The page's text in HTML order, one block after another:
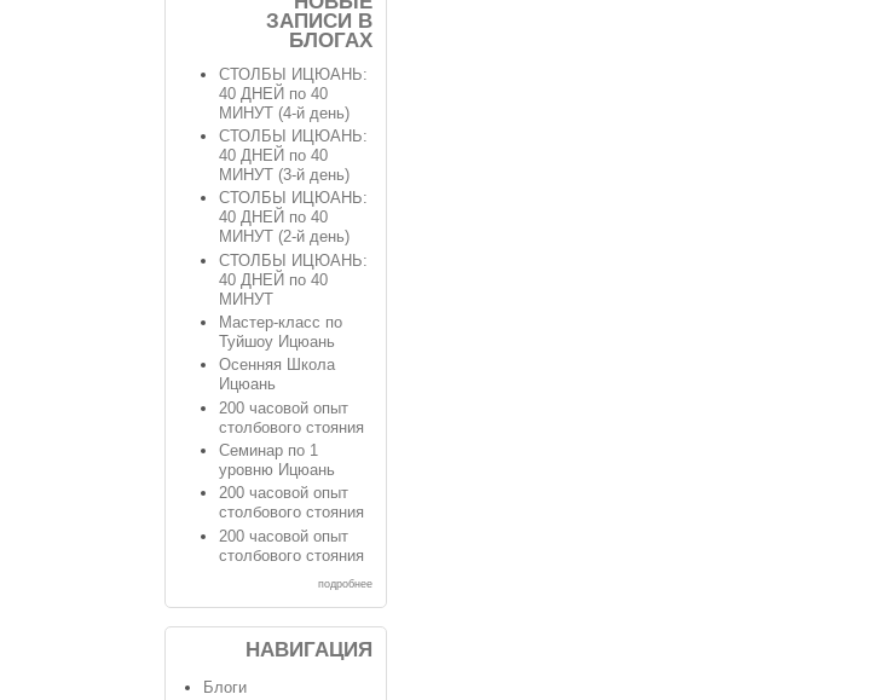
ЗАПИСИ В
БЛОГАХ
СТОЛБЫ ИЦЮАНЬ:
40 ДНЕЙ по 40
МИНУТ (4-й день)
СТОЛБЫ ИЦЮАНЬ:
40 ДНЕЙ по 40
МИНУТ (3-й день)
СТОЛБЫ ИЦЮАНЬ:
40 ДНЕЙ по 40
МИНУТ (2-й день)
СТОЛБЫ ИЦЮАНЬ:
40 ДНЕЙ по 40
МИНУТ
Мастер-класс по
Туйшоу Ицюань
Осенняя Школа
Ицюань
200 часовой опыт
столбового стояния
Семинар по 1
уровню Ицюань
200 часовой опыт
столбового стояния
200 часовой опыт
столбового стояния
подробнее
НАВИГАЦИЯ
Блоги